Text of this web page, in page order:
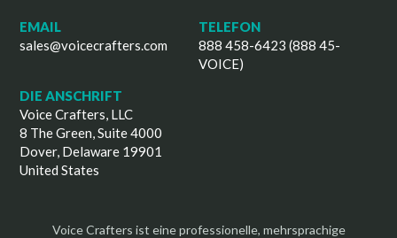
EMAIL
sales@voicecrafters.com
TELEFON
888 458-6423 (888 45-
VOICE)
DIE ANSCHRIFT
Voice Crafters, LLC
8 The Green, Suite 4000
Dover, Delaware 19901
United States
Voice Crafters ist eine professionelle, mehrsprachige